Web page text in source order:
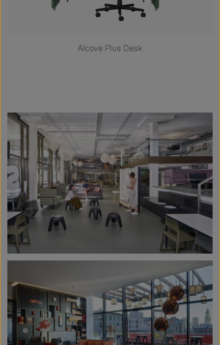
Alcove Plus Desk